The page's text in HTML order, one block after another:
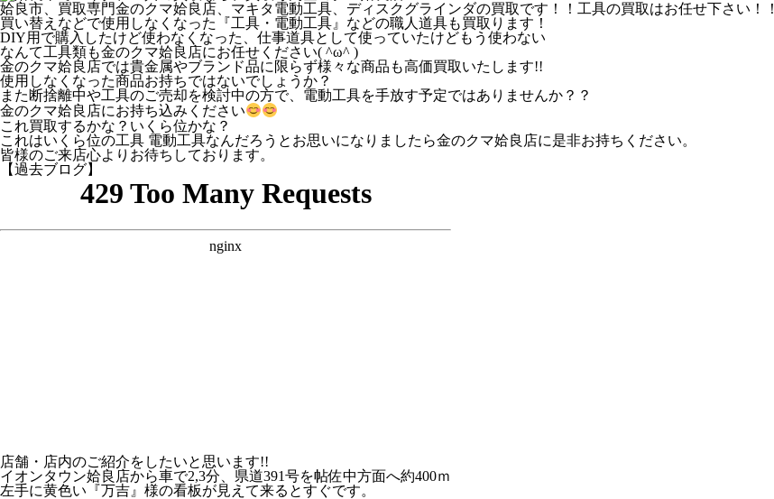
姶良市、買取専門金のクマ姶良店、マキタ電動工具、ディスクグラインダの買取です！！工具の買取はお任せ下さい！！
買い替えなどで使用しなくなった『工具・電動工具』などの職人道具も買取ります！
DIY用で購入したけど使わなくなった、仕事道具として使っていたけどもう使わない
なんて工具類も金のクマ姶良店にお任せください( ^ω^ )
金のクマ姶良店では貴金属やブランド品に限らず様々な商品も高価買取いたします!!
使用しなくなった商品お持ちではないでしょうか？
また断捨離中や工具のご売却を検討中の方で、電動工具を手放す予定ではありませんか？？
金のクマ姶良店にお持ち込みください
これ買取するかな？いくら位かな？
これはいくら位の工具 電動工具なんだろうとお思いになりましたら金のクマ姶良店に是非お持ちください。
皆様のご来店心よりお待ちしております。
【過去ブログ】
店舗・店内のご紹介をしたいと思います!!
イオンタウン姶良店から車で2,3分、県道391号を帖佐中方面へ約400ｍ
左手に黄色い『万吉』様の看板が見えて来るとすぐです。